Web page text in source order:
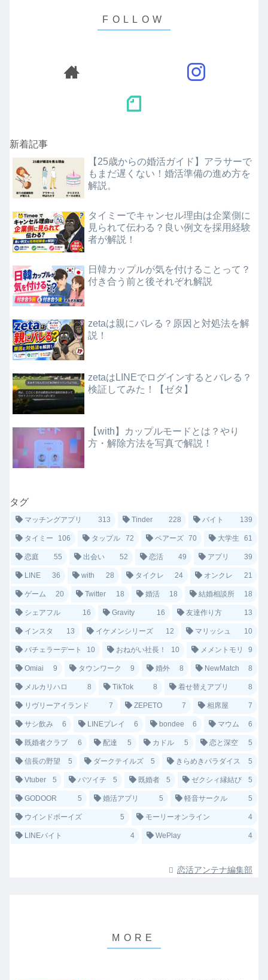
新着記事
【25歳からの婚活ガイド】アラサーで
もまだ遅くない！婚活準備の進め方を
解説。
タイミーでキャンセル理由は企業側に
見られて伝わる？良い例文を採用経験
者が解説！
日韓カップルが気を付けることって？
付き合う前と後それぞれ解説
zetaは親にバレる？原因と対処法を解
説！
zetaはLINEでログインするとバレる？
検証してみた！【ゼタ】
【with】カップルモードとは？やり
方・解除方法を写真で解説！
タグ
マッチングアプリ 313 Tinder 228 バイト 139
タイミー 106 タップル 72 ペアーズ 70 大学生 61
恋庭 55 出会い 52 恋活 49 アプリ 39
LINE 36 with 28 タイクレ 24 オンクレ 21
ゲーム 20 Twitter 18 婚活 18 結婚相談所 18
シェアフル 16 Gravity 16 友達作り方 13
インスタ 13 イケメンシリーズ 12 マリッシュ 10
バチェラーデート 10 おねがい社長！ 10 メメントモリ 9
Omiai 9 タウンワーク 9 婚外 8 NewMatch 8
メルカリハロ 8 TikTok 8 着せ替えアプリ 8
リヴリーアイランド 7 ZEPETO 7 相席屋 7
サシ飲み 6 LINEプレイ 6 bondee 6 マウム 6
既婚者クラブ 6 配達 5 カドル 5 恋と深空 5
信長の野望 5 ダークテイルズ 5 きらめきパラダイス 5
Vtuber 5 バツイチ 5 既婚者 5 ゼクシィ縁結び 5
GODOOR 5 婚活アプリ 5 軽音サークル 5
ウインドボーイズ 5 モーリーオンライン 4
LINEバイト 4 WePlay 4
恋活アンテナ編集部